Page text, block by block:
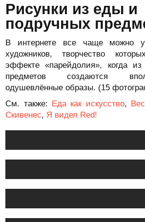
Рисунки из еды и
подручных
В интернете все чаще можно
художников, творчество
эффекте «парейдолия», когда
предметов создаются
одушевлённые образы. (15
См. также: Еда как искусство,
Скивенес, Я видел Red!